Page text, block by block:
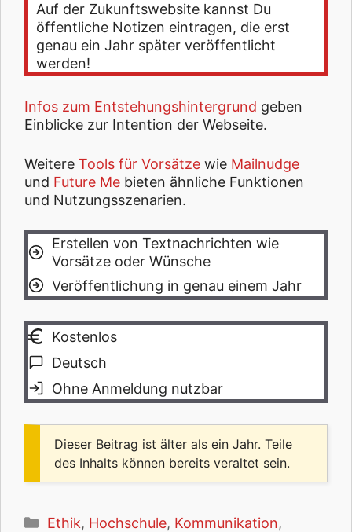
Auf der Zukunftswebsite kannst Du
öffentliche Notizen eintragen, die erst
genau ein Jahr später veröffentlicht
werden!
Infos zum Entstehungshintergrund geben
Einblicke zur Intention der Webseite.
Weitere Tools für Vorsätze wie Mailnudge
und Future Me bieten ähnliche Funktionen
und Nutzungsszenarien.
Erstellen von Textnachrichten wie
Vorsätze oder Wünsche
Veröffentlichung in genau einem Jahr
Kostenlos
Deutsch
Ohne Anmeldung nutzbar
Dieser Beitrag ist älter als ein Jahr. Teile
des Inhalts können bereits veraltet sein.
Kategorien
Ethik, Hochschule, Kommunikation,